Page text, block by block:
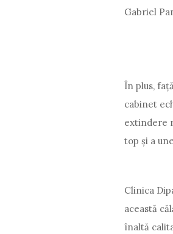
Gabriel
În plus,
cabinet
extindere
top și a
Clinica
această
înaltă